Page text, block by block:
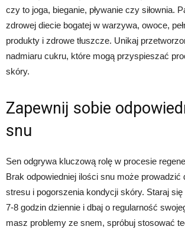
czy to joga, bieganie, pływanie czy siłownia.
zdrowej diecie bogatej w warzywa, owoce,
produkty i zdrowe tłuszcze. Unikaj
nadmiaru cukru, które mogą przyspieszać
skóry.
Zapewnij sobie
snu
Sen odgrywa kluczową rolę w procesie
Brak odpowiedniej ilości snu może prowadzić
stresu i pogorszenia kondycji skóry. Staraj
7-8 godzin dziennie i dbaj o regularność
masz problemy ze snem, spróbuj stosować